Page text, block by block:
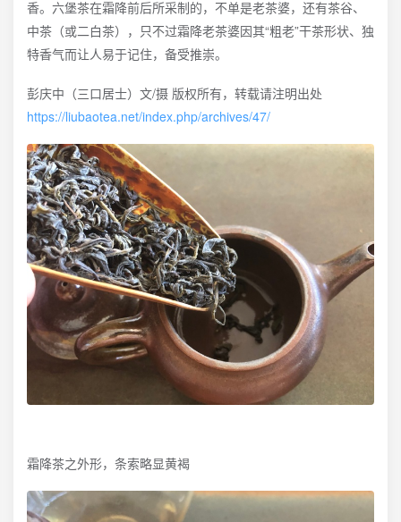
香。六堡茶在霜降前后所采制的，不单是老茶婆，还有茶谷、
中茶（或二白茶），只不过霜降老茶婆因其“粗老”干茶形状、独
特香气而让人易于记住，备受推崇。
彭庆中（三口居士）文/摄 版权所有，转载请注明出处
https://liubaotea.net/index.php/archives/47/
霜降茶之外形，条索略显黄褐